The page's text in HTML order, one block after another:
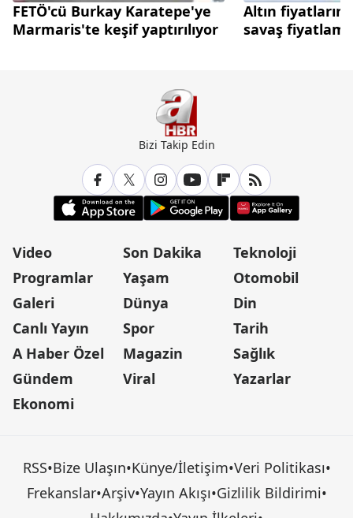
FETÖ'cü Burkay Karatepe'ye
Marmaris'te keşif yaptırılıyor
Altın
savaş
Bizi Takip Edin
Video
Programlar
Galeri
Canlı Yayın
A Haber Özel
Gündem
Ekonomi
Son Dakika
Yaşam
Dünya
Spor
Magazin
Viral
Teknoloji
Otomobil
Din
Tarih
Sağlık
Yazarlar
RSS•Bize Ulaşın•Künye/İletişim•Veri Politikası•
Frekanslar•Arşiv•Yayın Akışı•Gizlilik Bildirimi•